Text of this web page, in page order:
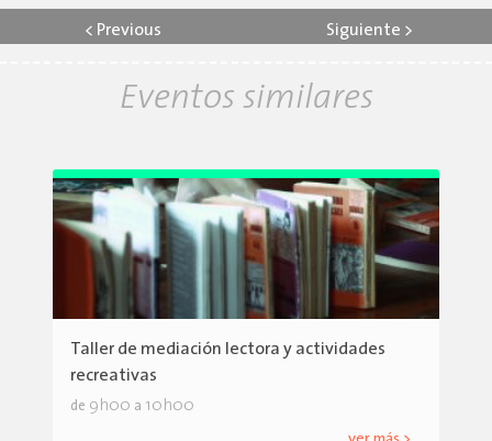
< Previous Siguiente >
Eventos similares
Taller de mediación lectora y actividades
recreativas
de 9h00 a 10h00